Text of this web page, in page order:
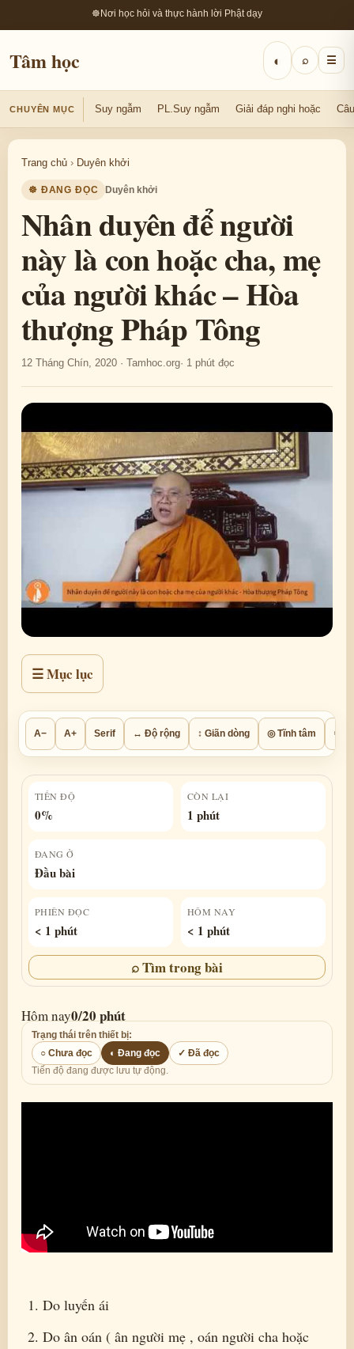
☸ Nơi học hỏi và thực hành lời Phật dạy
Tâm học ◐ ⌕ ☰
CHUYÊN MỤC Suy ngẫm PL.Suy ngẫm Giải đáp nghi hoặc
Trang chủ › Duyên khởi
☸ ĐANG ĐỌC Duyên khởi
Nhân duyên để người
này là con hoặc cha, mẹ
của người khác – Hòa
thượng Pháp Tông
12 Tháng Chín, 2020 · Tamhoc.org· 1 phút đọc
☰ Mục lục
A− A+ Serif ↔ Độ rộng ↕ Giãn dòng ◎ Tĩnh tâm ⚙
TIẾN ĐỘ
0%
CÒN LẠI
1 phút
ĐANG Ở
Đầu bài
PHIÊN ĐỌC
< 1 phút
HÔM NAY
1 phút
⌕ Tìm trong bài
Hôm nay1/20 phút
Trạng thái trên thiết bị:
○ Chưa đọc
◐ Đang đọc
✓ Đã đọc
Tiến độ đang được lưu tự động.
Do luyến ái
Do ân oán ( ân người mẹ , oán người cha hoặc